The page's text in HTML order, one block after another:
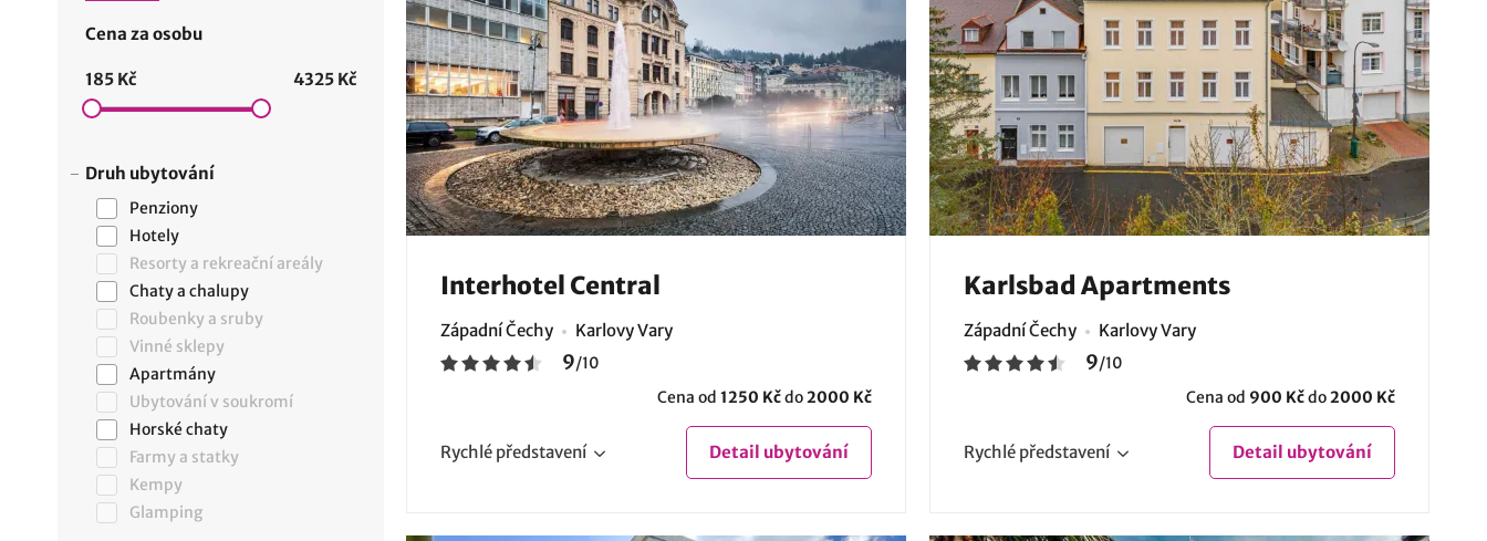
Cena za osobu
185 Kč 4325 Kč
Druh ubytování
Penziony
Hotely
Resorty a rekreační areály
Chaty a chalupy
Roubenky a sruby
Vinné sklepy
Apartmány
Ubytování v soukromí
Horské chaty
Farmy a statky
Kempy
Glamping
Interhotel Central
Západní Čechy Karlovy Vary
9/10
Cena od 1250 Kčdo2000 Kč
Rychlé představení Detail ubytování
Karlsbad Apartments
Západní Čechy Karlovy Vary
9/10
Cena od 900 Kčdo2000 Kč
Rychlé představení Detail ubytování